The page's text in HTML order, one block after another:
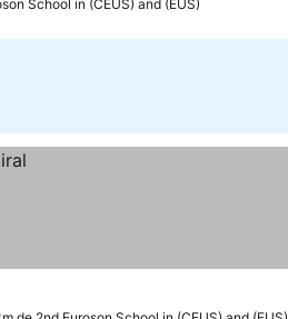
School in (CEUS) and (EUS)